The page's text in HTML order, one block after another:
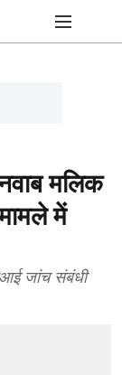
मलिक
में
जांच संबंधी